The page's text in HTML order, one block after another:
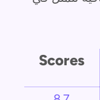
Scores